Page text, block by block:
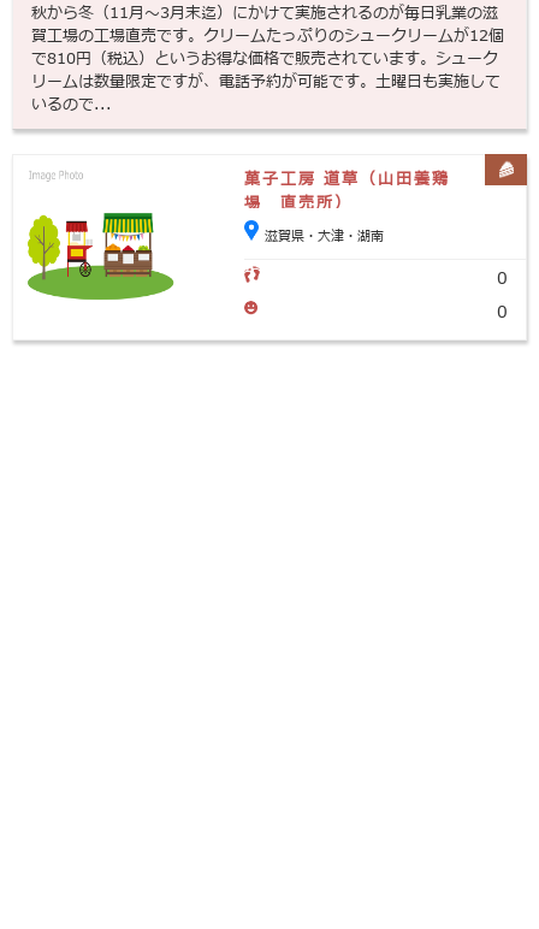
秋から冬（11月〜3月末迄）にかけて実施されるのが毎日乳業の滋
賀工場の工場直売です。クリームたっぷりのシュークリームが12個
で810円（税込）というお得な価格で販売されています。シューク
リームは数量限定ですが、電話予約が可能です。土曜日も実施して
いるので...
菓子工房 道草（山田養鶏
場 直売所）
滋賀県・大津・湖南
0
0